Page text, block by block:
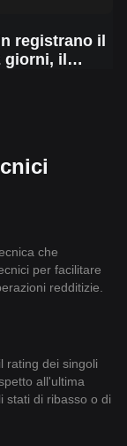
registrano il
il
calo
che
per facilitare
redditizie.
rating dei singoli
all'ultima
stati di ribasso o di